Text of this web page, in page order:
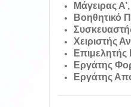
Μάγειρας Α’,
Βοηθητικό
Χειριστής
Εργάτης
Εργάτης